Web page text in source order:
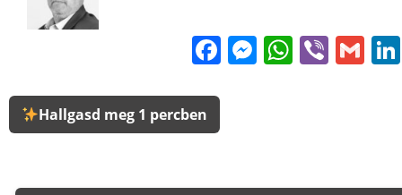
FacebookViber
Hallgasd meg 1 percben